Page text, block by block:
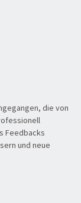
die von
Feedbacks
und neue